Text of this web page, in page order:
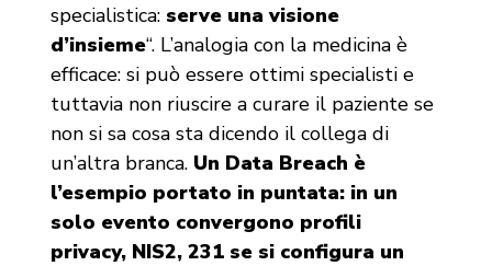
specialistica:serve una visione
d’insieme“. L’analogia con la medicina è
efficace: si può essere ottimi specialisti e
tuttavia non riuscire a curare il paziente se
non si sa cosa sta dicendo il collega di
un’altra branca. Un Data Breach è
l’esempio portato in puntata: in un
solo evento convergono profili
privacy, NIS2, 231 se si configura un